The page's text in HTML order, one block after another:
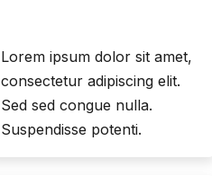
Lorem ipsum dolor sit amet,
consectetur adipiscing elit.
Sed sed congue nulla.
Suspendisse potenti.